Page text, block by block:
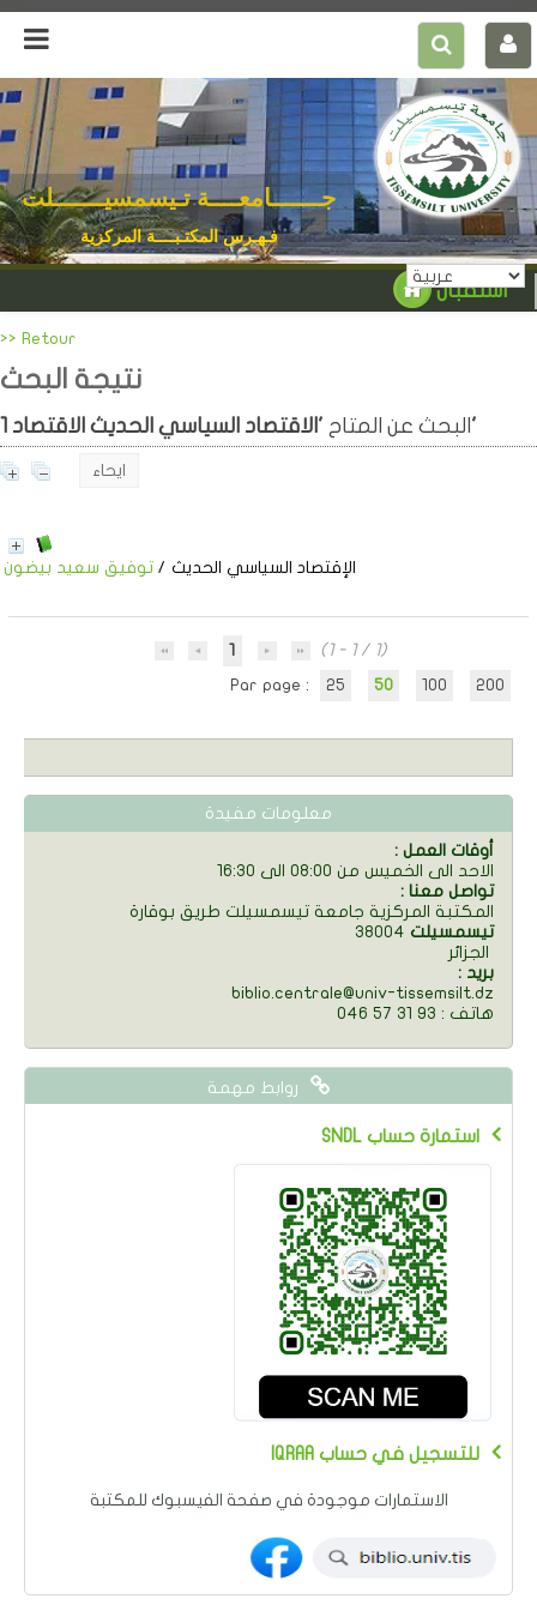
جـــــــامعــــة تـيسمسيـــــــلت
فـهـرس المكتـبــــة المركزية
استقبال
>> Retour
نتيجة البحث
1 البحث عن المتاح 'الاقتصاد السياسي الحديث الاقتصاد'
ايحاء
الإقتصاد السياسي الحديث / توفيق سعيد بيضون
1
(1 - 1 / 1)
Par page :
25 50 100 200
معلومات مفيدة
: أوقات العمل
الاحد الى الخميس من 08:00 الى 16:30
: تواصل معنا
المكتبة المركزية جامعة تيسمسيلت طريق بوقارة
38004 تيسمسيلت
: بريد
biblio.centrale@univ-tissemsilt.dz
046 57 31 93 : هاتف
روابط مهمة
SNDL استمارة حساب
IQRAA للتسجيل في حساب
الاستمارات موجودة في صفحة الفيسبوك للمكتبة